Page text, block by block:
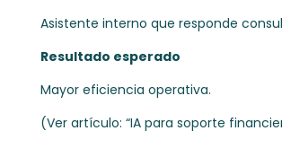
Asistente interno que responde
Resultado esperado
Mayor eficiencia operativa.
(Ver artículo: “IA para soporte